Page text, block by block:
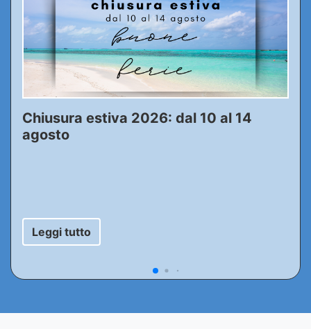
Chiusura estiva 2026: dal 10 al 14
agosto
Leggi tutto